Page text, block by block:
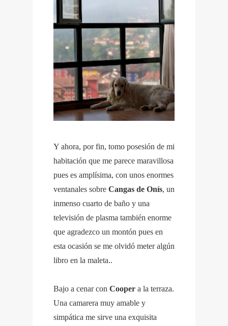
Y ahora, por fin, tomo posesión de mi
habitación que me parece maravillosa
pues es amplísima, con unos enormes
ventanales sobre Cangas de Onís, un
inmenso cuarto de baño y una
televisión de plasma también enorme
que agradezco un montón pues en
esta ocasión se me olvidó meter algún
libro en la maleta..
Bajo a cenar con Cooper a la terraza.
Una camarera muy amable y
simpática me sirve una exquisita